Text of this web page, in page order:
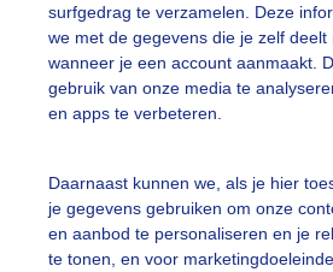
surfgedrag te verzamelen. Deze
we met de gegevens die je zelf deelt
wanneer je een account aanmaakt.
gebruik van onze media te
en apps te verbeteren.
Daarnaast kunnen we, als je hier
je gegevens gebruiken om onze
en aanbod te personaliseren en je
te tonen, en voor
weer verkoeling op het water
ria brasser Gemaakt: 10-06-2025,